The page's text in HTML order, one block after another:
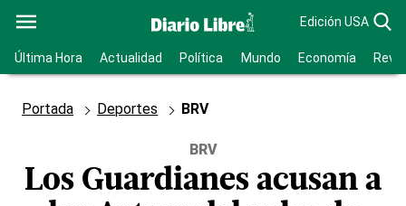
Edición USA
Última Hora Actualidad Política Mundo Economía
Portada Deportes BRV
BRV
Los Guardianes acusan a